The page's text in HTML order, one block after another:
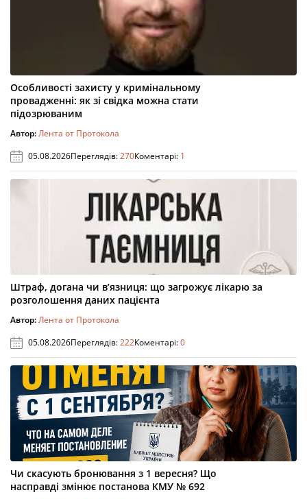
Особливості захисту у кримінальному
провадженні: як зі свідка можна стати
підозрюваним
Автор:Лента от Протокола
05.08.2026Переглядів:270Коментарі: 1
Штраф, догана чи в’язниця: що загрожує лікарю за
розголошення даних пацієнта
Автор:Лента от Протокола
05.08.2026Переглядів:222Коментарі:0
Чи скасують бронювання з 1 вересня? Що
насправді змінює постанова КМУ № 692